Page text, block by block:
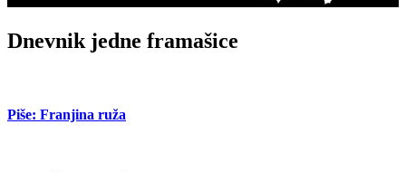
Dnevnik jedne framašice
Piše: Franjina ruža